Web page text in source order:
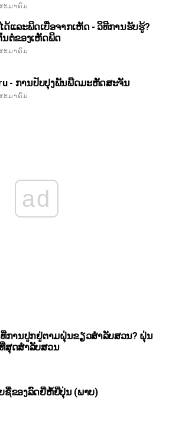
ະມາຄົມ
ດ້ແລະພິດເບື່ອຈາກເຫັດ - ວິທີການຮັບຮູ້?
ນຕໍຂອງເຫັດພິດ
ະມາຄົມ
- ການປັບປຸງພັນພືດມະຫັດສະຈັນ
ະມາຄົມ
ad
ທີ່ການປູກຢູ່ຕາມຝຸ່ນຂຽວສໍາລັບສວນ? ຝຸ່ນ
ສຸດສໍາລັບສວນ
ຊື່ຂອງລົດຍີ່ຫໍ້ຍີ່ປຸ່ນ (ພາບ)